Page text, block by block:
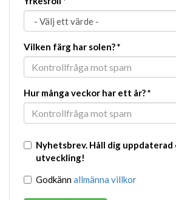
Vilken färg har solen?*
Hur många veckor har ett år?*
Nyhetsbrev. Håll dig uppdaterad
utveckling!
Godkännallmänna villkor